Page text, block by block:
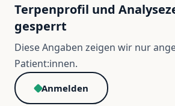
Terpenprofil und
gesperrt
Diese Angaben zeigen wir nur
Patient:innen.
Anmelden